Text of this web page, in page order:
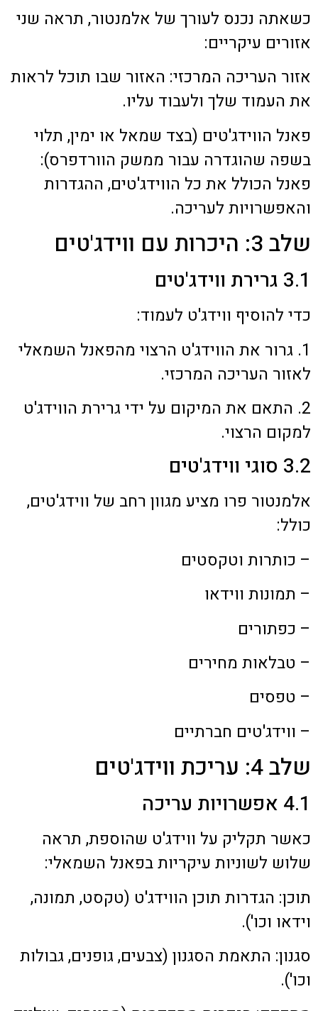
כשאתה נכנס לעורך של אלמנטור, תראה שני
אזורים עיקריים:
אזור העריכה המרכזי: האזור שבו תוכל לראות
את העמוד שלך ולעבוד עליו.
פאנל הווידג'טים (בצד שמאל או ימין, תלוי
בשפה שהוגדרה עבור ממשק הוורדפרס):
פאנל הכולל את כל הווידג'טים, ההגדרות
והאפשרויות לעריכה.
שלב 3: היכרות עם ווידג'טים
3.1 גרירת ווידג'טים
כדי להוסיף ווידג'ט לעמוד:
1. גרור את הווידג'ט הרצוי מהפאנל השמאלי
לאזור העריכה המרכזי.
2. התאם את המיקום על ידי גרירת הווידג'ט
למקום הרצוי.
3.2 סוגי ווידג'טים
אלמנטור פרו מציע מגוון רחב של ווידג'טים,
כולל:
– כותרות וטקסטים
– תמונות ווידאו
– כפתורים
– טבלאות מחירים
– טפסים
– ווידג'טים חברתיים
שלב 4: עריכת ווידג'טים
4.1 אפשרויות עריכה
כאשר תקליק על ווידג'ט שהוספת, תראה
שלוש לשוניות עיקריות בפאנל השמאלי:
תוכן: הגדרות תוכן הווידג'ט (טקסט, תמונה,
וידאו וכו').
סגנון: התאמת הסגנון (צבעים, גופנים, גבולות
וכו').